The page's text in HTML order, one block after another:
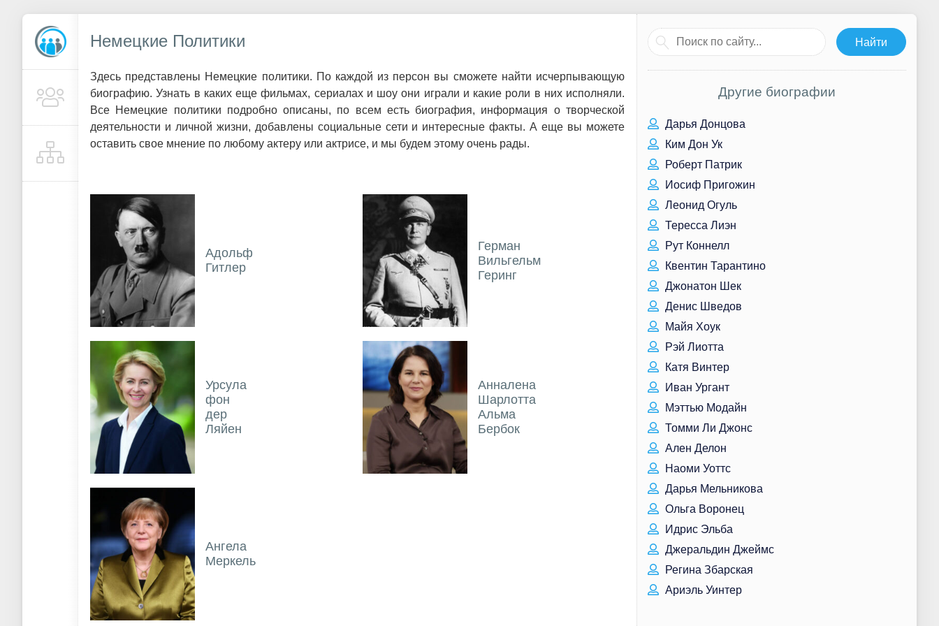
Немецкие Политики
Здесь представлены Немецкие политики. По каждой из персон вы сможете найти исчерпывающую
биографию. Узнать в каких еще фильмах, сериалах и шоу они играли и какие роли в них исполняли.
Все Немецкие политики подробно описаны, по всем есть биография, информация о творческой
деятельности и личной жизни, добавлены социальные сети и интересные факты. А еще вы можете
оставить свое мнение по любому актеру или актрисе, и мы будем этому очень рады.
Адольф
Гитлер
Герман
Вильгельм
Геринг
Урсула
фон
дер
Ляйен
Анналена
Шарлотта
Альма
Бербок
Ангела
Меркель
Другие биографии
Дарья Донцова
Ким Дон Ук
Роберт Патрик
Иосиф Пригожин
Леонид Огуль
Тересса Лиэн
Рут Коннелл
Квентин Тарантино
Джонатон Шек
Денис Шведов
Майя Хоук
Рэй Лиотта
Катя Винтер
Иван Ургант
Мэттью Модайн
Томми Ли Джонс
Ален Делон
Наоми Уоттс
Дарья Мельникова
Ольга Воронец
Идрис Эльба
Джеральдин Джеймс
Регина Збарская
Ариэль Уинтер